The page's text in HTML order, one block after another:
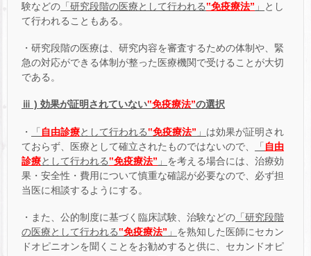
験などの 「研究段階の医療として行われる‟免疫療法” 」
とし
て行われることもある。
・研究段階の医療は、研究内容を審査するための体制や、緊
急の対応ができる体制が整った医療機関で受けることが大切
である。
ⅲ ) 効果が証明されていない‟免疫療法”の選択
・ 「 自由診療として行われる‟免疫療法” 」 は効果が証明され
ておらず、医療として確立されたものではないので、
「 自由
診療として行われる‟免疫療法” 」 を考える場合には、治療効
果・安全性・費用について慎重な確認が必要なので、必ず担
当医に相談するようにする。
・また、公的制度に基づく臨床試験、治験などの 「研究段階
の医療として行われる‟免疫療法” 」 を熟知した医師にセカン
ドオピニオンを聞くことをお勧めすると供に、セカンドオピ